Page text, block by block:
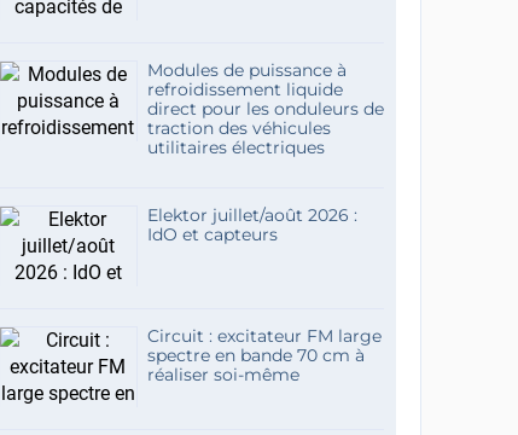
Modules de puissance à
refroidissement liquide
direct pour les onduleurs de
traction des véhicules
utilitaires électriques
Elektor juillet/août 2026 :
IdO et capteurs
Circuit : excitateur FM large
spectre en bande 70 cm à
réaliser soi-même